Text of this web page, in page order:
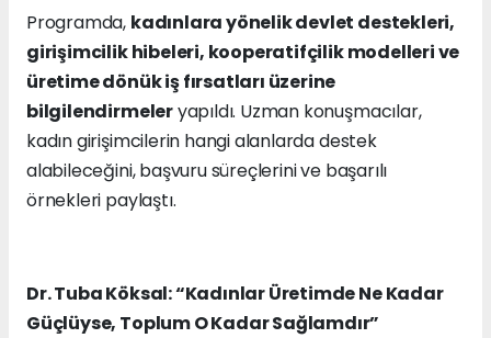
Programda, kadınlara yönelik devlet destekleri,
girişimcilik hibeleri, kooperatifçilik modelleri ve
üretime dönük iş fırsatları üzerine
bilgilendirmeleryapıldı. Uzman konuşmacılar,
kadın girişimcilerin hangi alanlarda destek
alabileceğini, başvuru süreçlerini ve başarılı
örnekleri paylaştı.
Dr. Tuba Köksal: “Kadınlar Üretimde Ne Kadar
Güçlüyse, Toplum O Kadar Sağlamdır”